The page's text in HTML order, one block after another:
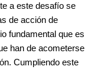
a este desafío se
de acción de
fundamental que es
han de acometerse
Cumpliendo este